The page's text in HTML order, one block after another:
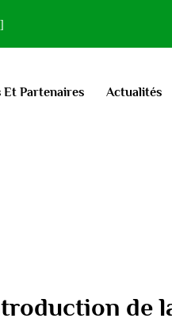
Et Partenaires Actualités
de